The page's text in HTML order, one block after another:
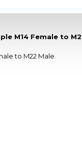
M14 Female to
to M22 Male.
Gun Ac Cleaner ke
Cuci AC.